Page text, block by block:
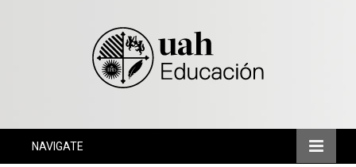
NAVIGATE